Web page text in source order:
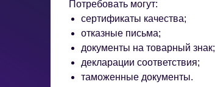
Потребовать могут:
сертификаты качества;
отказные письма;
документы на товарный знак;
декларации соответствия;
таможенные документы.